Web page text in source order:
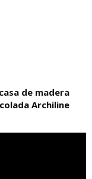
de madera
Archiline